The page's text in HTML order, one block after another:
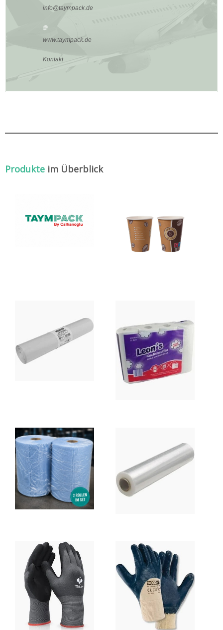
info@taympack.de
🌐
www.taympack.de
Kontakt
Produkte im Überblick